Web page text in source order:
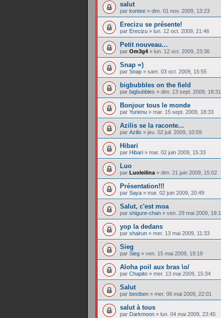
salut
par kontee » dim. 01 nov. 2009, 13:23
Erecizu se présente!
par Erecizu » lun. 12 oct. 2009, 21:46
Petit nouveau...
par Om3g4 » lun. 12 oct. 2009, 23:36
Snap =)
par Snap » sam. 03 oct. 2009, 15:55
bigbubbles on the field
par bigbubbles » dim. 13 sept. 2009, 18:31
Bonjour tous le monde
par Yurienu » mar. 15 sept. 2009, 18:33
Azilis se la raconte...
par Azilis » jeu. 02 juil. 2009, 10:59
Hibari
par Hibari » mar. 02 juin 2009, 15:33
Luo
par Luoleilina » dim. 21 juin 2009, 15:02
Présentation!!!
par Saya » mar. 02 juin 2009, 20:49
Salut, c'est moa
par shigure-chan » ven. 29 mai 2009,
yop la dedans
par shairun » mer. 13 mai 2009, 11:33
Sieg
par Sieg » ven. 15 mai 2009, 19:19
Aloha poil aux bras \o/
par Chapito » mer. 13 mai 2009, 15:34
Salut
par bestben » mer. 06 mai 2009, 22:01
salut à tous
par Darkmoon » lun. 04 mai 2009, 23:45